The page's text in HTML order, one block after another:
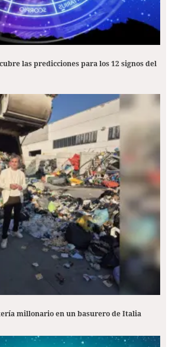
las predicciones para los 12 signos del
millonario en un basurero de Italia